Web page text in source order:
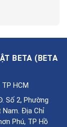
BETA (BETA
HCM
Số 2, Phường
Nam. Địa Chỉ
Phú, TP Hồ